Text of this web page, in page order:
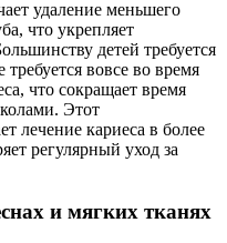
удаление меньшего
что укрепляет
детей требуется
вовсе во время
что сокращает время
Этот
лечение кариеса в более
регулярный уход за
и мягких тканях